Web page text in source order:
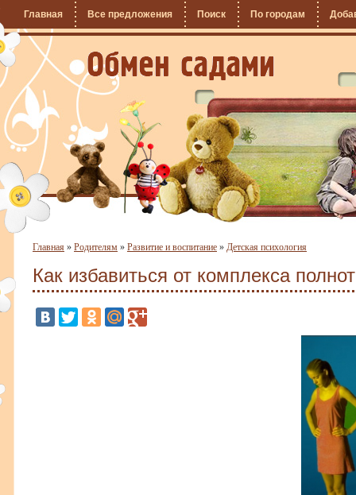
Главная Все предложения Поиск По городам
Главная » Родителям » Развитие и воспитание » Детская психология
Как избавиться от комплекса